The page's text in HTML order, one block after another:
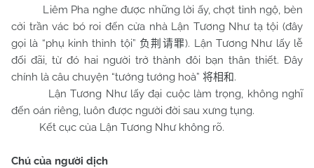
Liêm Pha nghe được những lời ấy, chợt tỉnh ngộ, bèn
cởi trần vác bó roi đến cửa nhà Lận Tương Như tạ tội (đây
gọi là “phụ kinh thỉnh tội” 负荆请罪). Lận Tương Như lấy lễ
đối đãi, từ đó hai người trở thành đôi bạn thân thiết. Đây
chính là câu chuyện “tướng tướng hoà” 将相和.
Lận Tương Như lấy đại cuộc làm trọng, không nghĩ
đến oán riêng, luôn được người đời sau xưng tụng.
Kết cục của Lận Tương Như không rõ.
Chú của người dịch